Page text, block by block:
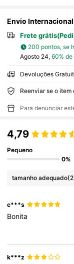
Envio Internacional
Frete
200 pontos, se
Agosto 24, 60%
Devoluções
Para denunciar
4,79
Pequeno
0%
tamanho adequado
c***s
Bonita
k***z